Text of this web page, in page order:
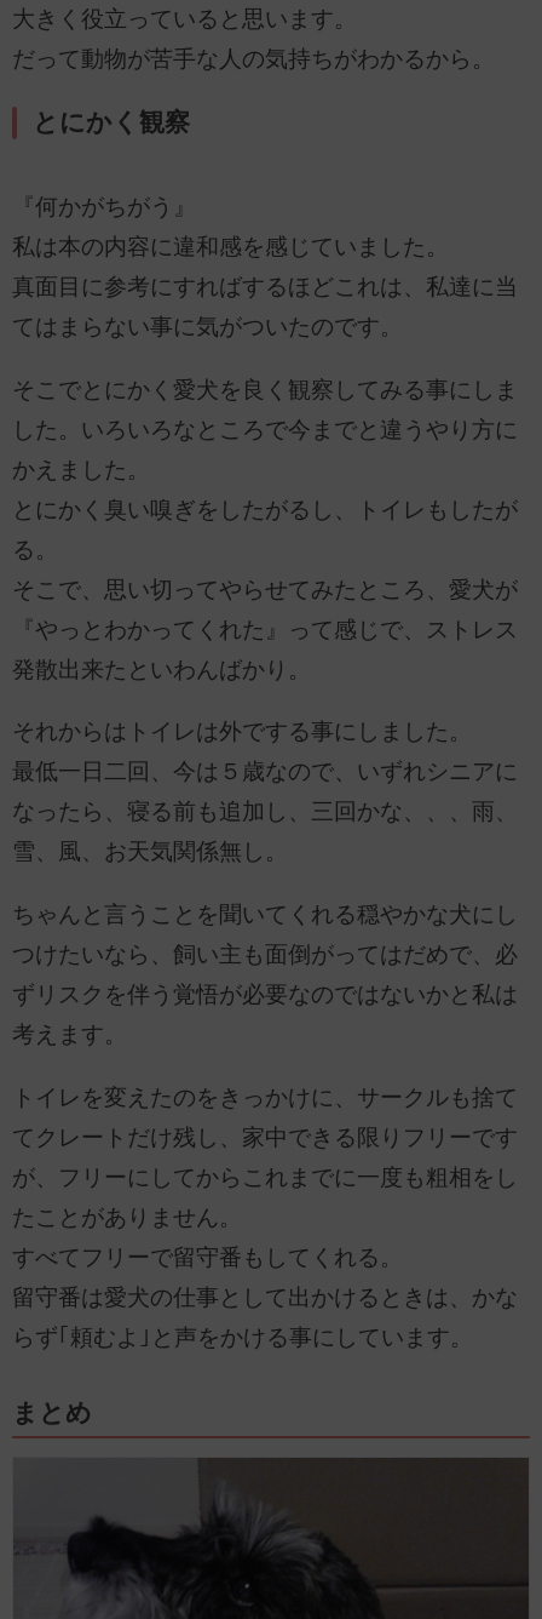
大きく役立っていると思います。
だって動物が苦手な人の気持ちがわかるから。
とにかく観察
『何かがちがう』
私は本の内容に違和感を感じていました。
真面目に参考にすればするほどこれは、私達に当
てはまらない事に気がついたのです。
そこでとにかく愛犬を良く観察してみる事にしま
した。いろいろなところで今までと違うやり方に
かえました。
とにかく臭い嗅ぎをしたがるし、トイレもしたが
る。
そこで、思い切ってやらせてみたところ、愛犬が
『やっとわかってくれた』って感じで、ストレス
発散出来たといわんばかり。
それからはトイレは外でする事にしました。
最低一日二回、今は５歳なので、いずれシニアに
なったら、寝る前も追加し、三回かな、、、雨、
雪、風、お天気関係無し。
ちゃんと言うことを聞いてくれる穏やかな犬にし
つけたいなら、飼い主も面倒がってはだめで、必
ずリスクを伴う覚悟が必要なのではないかと私は
考えます。
トイレを変えたのをきっかけに、サークルも捨て
てクレートだけ残し、家中できる限りフリーです
が、フリーにしてからこれまでに一度も粗相をし
たことがありません。
すべてフリーで留守番もしてくれる。
留守番は愛犬の仕事として出かけるときは、かな
らず｢頼むよ｣と声をかける事にしています。
まとめ